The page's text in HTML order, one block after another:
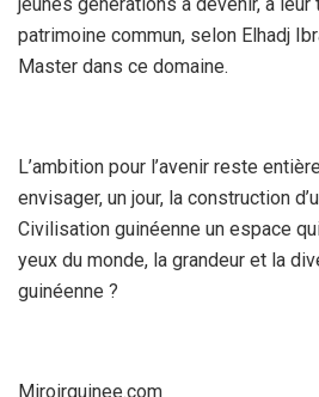
patrimoine commun, selon Elhadj
Master dans ce domaine.
L’ambition pour l’avenir reste
envisager, un jour, la construction
Civilisation guinéenne un espace
yeux du monde, la grandeur et la
guinéenne ?
Miroirguinee.com